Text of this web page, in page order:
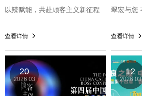
以辣赋能，共赴顾客主义新征程
查看详情
翠宏与您
查看详情
20
2026.03
12
2026.03